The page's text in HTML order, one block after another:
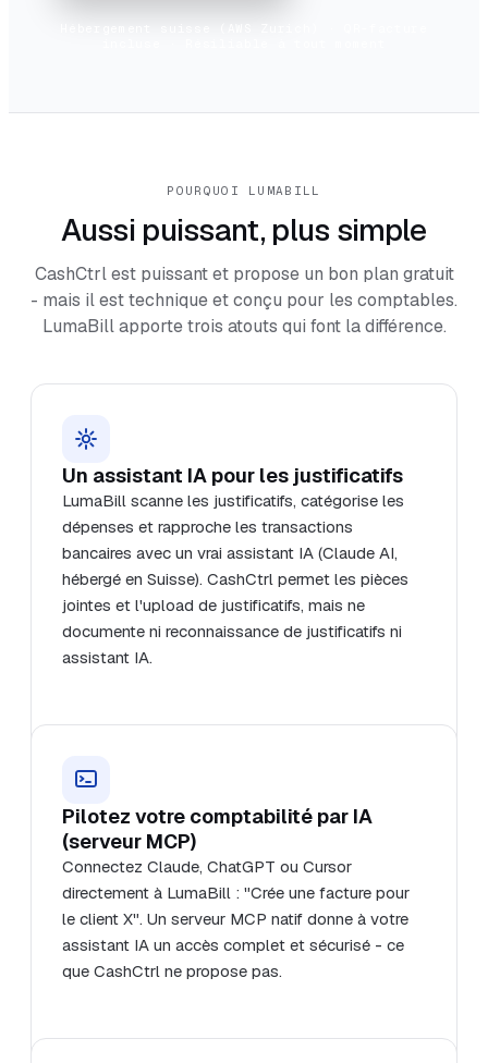
POURQUOI LUMABILL
Aussi puissant, plus simple
CashCtrl est puissant et propose un bon plan gratuit
- mais il est technique et conçu pour les comptables.
LumaBill apporte trois atouts qui font la différence.
Un assistant IA pour les justificatifs
LumaBill scanne les justificatifs, catégorise les
dépenses et rapproche les transactions
bancaires avec un vrai assistant IA (Claude AI,
hébergé en Suisse). CashCtrl permet les pièces
jointes et l'upload de justificatifs, mais ne
documente ni reconnaissance de justificatifs ni
assistant IA.
Pilotez votre comptabilité par IA
(serveur MCP)
Connectez Claude, ChatGPT ou Cursor
directement à LumaBill : "Crée une facture pour
le client X". Un serveur MCP natif donne à votre
assistant IA un accès complet et sécurisé - ce
que CashCtrl ne propose pas.